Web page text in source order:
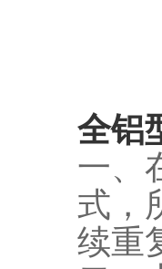
全铝
一、
式，
续重